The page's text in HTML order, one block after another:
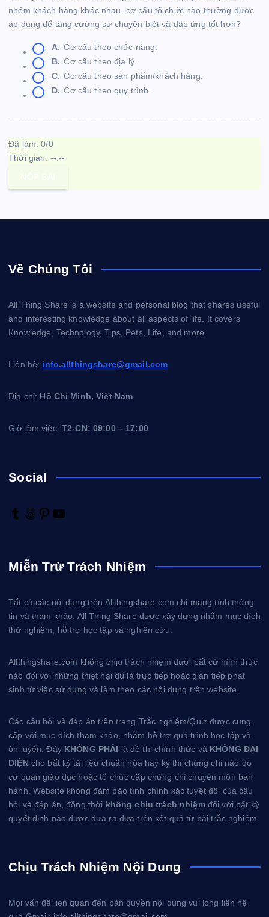
nhóm khách hàng khác nhau, cơ cấu tổ chức nào thường được
áp dụng để tăng cường sự chuyên biệt và đáp ứng tốt hơn?
A. Cơ cấu theo chức năng.
B. Cơ cấu theo địa lý.
C. Cơ cấu theo sản phẩm/khách hàng.
D. Cơ cấu theo quy trình.
Đã làm:0/0
Thời gian: --:--
Về Chúng Tôi
All Thing Share is a website and personal blog that shares useful
and interesting knowledge about all aspects of life. It covers
Knowledge, Technology, Tips, Pets, Life, and more.
Liên hệ: info.allthingshare@gmail.com
Địa chỉ: Hồ Chí Minh, Việt Nam
Giờ làm việc:T2-CN: 09:00 – 17:00
Social
T
l
5
x
P
e
Miễn Trừ Trách Nhiệm
Tất cả các nội dung trên Allthingshare.com chỉ mang tính thông
tin và tham khảo. All Thing Share được xây dựng nhằm mục đích
thử nghiệm, hỗ trợ học tập và nghiên cứu.
Allthingshare.com không chịu trách nhiệm dưới bất cứ hình thức
nào đối với những thiệt hại dù là trực tiếp hoặc gián tiếp phát
sinh từ việc sử dụng và làm theo các nội dung trên website.
Các câu hỏi và đáp án trên trang Trắc nghiệm/Quiz được cung
cấp với mục đích tham khảo, nhằm hỗ trợ quá trình học tập và
ôn luyện. Đây KHÔNG PHẢI là đề thi chính thức và KHÔNG ĐẠI
DIỆN cho bất kỳ tài liệu chuẩn hóa hay kỳ thi chứng chỉ nào do
cơ quan giáo dục hoặc tổ chức cấp chứng chỉ chuyên môn ban
hành. Website không đảm bảo tính chính xác tuyệt đối của câu
hỏi và đáp án, đồng thời không chịu trách nhiệmđối với bất kỳ
quyết định nào được đưa ra dựa trên kết quả từ bài trắc nghiệm.
Chịu Trách Nhiệm Nội Dung
Mọi vấn đề liên quan đến bản quyền nội dung vui lòng liên hệ